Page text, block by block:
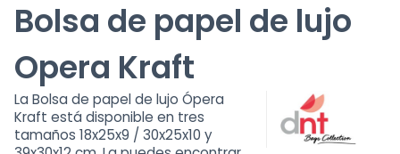
Bolsa de papel de lujo
Opera Kraft
La Bolsa de papel de lujo Ópera
Kraft está disponible en tres
tamaños 18x25x9 / 30x25x10 y